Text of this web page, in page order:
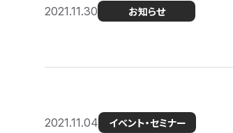
2021.11.30 お知らせ
2021.11.04 イベント・セミナー